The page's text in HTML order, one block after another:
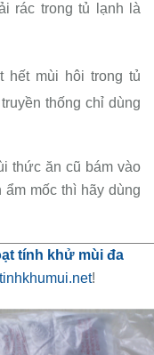
rác trong tủ lạnh là
hết mùi hôi trong tủ
thống chỉ dùng
thức ăn cũ bám vào
mốc thì hãy dùng
tính khử mùi đa
!